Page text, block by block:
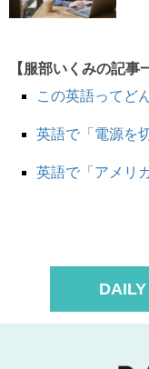
ときに使います。
９時までに必ず着く
Make sure
to water
make sure
必ずリストをダブ
【服部いくみの記事
この英語ってど
英語で「電源を
英語で「アメリ
DAILY